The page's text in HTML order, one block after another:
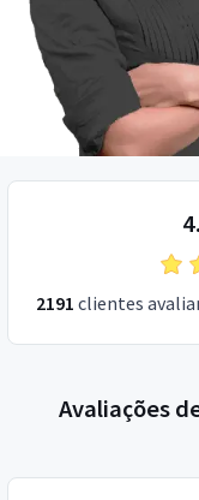
2191 clientes
Avaliações